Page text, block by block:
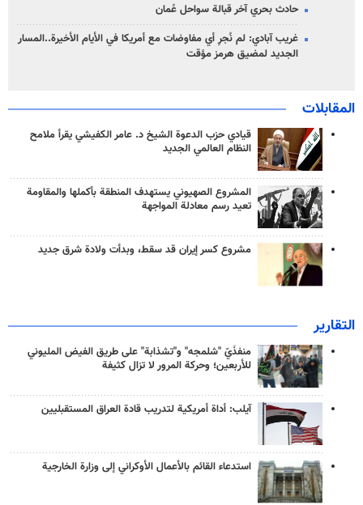
حادث بحري آخر قبالة سواحل عُمان
غريب آبادي: لم نُجرِ أي مفاوضات مع أمريكا في الأيام الأخيرة..المسار
الجديد لمضيق هرمز مؤقت
المقابلات
قيادي حزب الدعوة الشيخ د. عامر الكفيشي يقرأ ملامح
النظام العالمي الجديد
المشروع الصهيوني يستهدف المنطقة بأكملها والمقاومة
تعيد رسم معادلة المواجهة
مشروع كسر إيران قد سقط، وبدأت ولادة شرق جديد
التقارير
منفذَيّ "شلمجه" و"تشذابة" على طريق الفيض المليوني
للأربعين؛ وحركة المرور لا تزال كثيفة
آيلب: أداة أمريكية لتدريب قادة العراق المستقبليين
استدعاء القائم بالأعمال الأوكراني إلى وزارة الخارجية